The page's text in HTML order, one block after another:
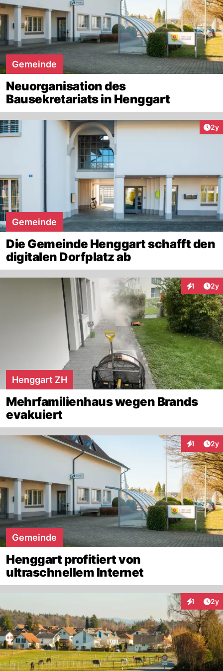
Gemeinde
Neuorganisation des
Bausekretariats in Henggart
2y
Gemeinde
Die Gemeinde Henggart schafft den
digitalen Dorfplatz ab
1 2y
Henggart ZH
Mehrfamilienhaus wegen Brands
evakuiert
1 2y
Gemeinde
Henggart profitiert von
ultraschnellem Internet
1 2y